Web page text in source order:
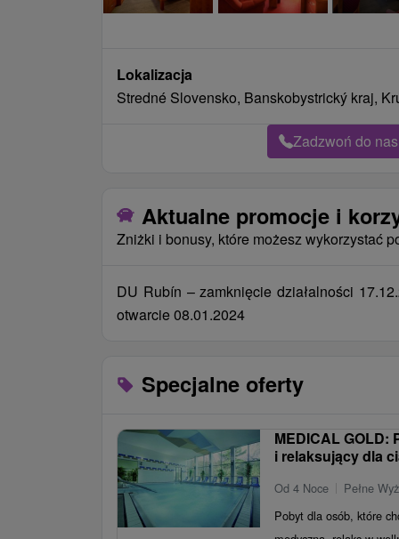
Lokalizacja
Stredné Slovensko, Banskobystrický kraj,
Zadzwoń do
Aktualne promocje i
Zniżki i bonusy, które możesz wykorzystać
DU Rubín – zamknięcie działalności
otwarcie 08.01.2024
Specjalne oferty
MEDICAL GOLD:
i relaksujący dla
Od 4 Noce
Pełne
Pobyt dla osób, które